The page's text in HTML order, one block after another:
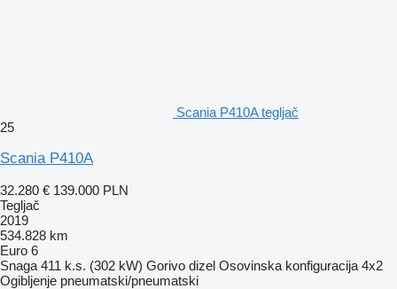
Scania P410A tegljač
25
Scania P410A
32.280 € 139.000 PLN
Tegljač
2019
534.828 km
Euro 6
Snaga 411 k.s. (302 kW) Gorivo dizel Osovinska konfiguracija 4x2
Ogibljenje pneumatski/pneumatski